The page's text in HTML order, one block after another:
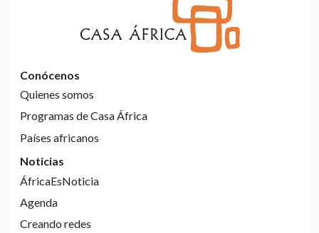
Conócenos
Quienes somos
Programas de Casa África
Países africanos
Noticias
ÁfricaEsNoticia
Agenda
Creando redes